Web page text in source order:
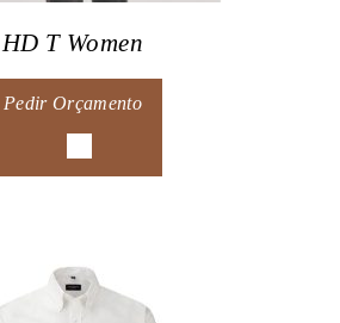
HD T Women
Pedir Orçamento